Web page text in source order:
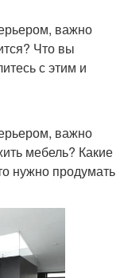
важно
Что вы
с этим и
важно
мебель? Какие
нужно продумать